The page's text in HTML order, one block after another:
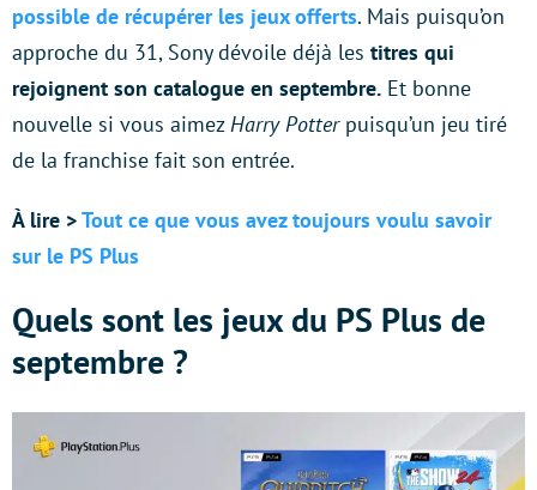
possible de récupérer les jeux offerts. Mais puisqu’on
approche du 31, Sony dévoile déjà les titres qui
rejoignent son catalogue en septembre. Et bonne
nouvelle si vous aimezHarry Potterpuisqu’un jeu tiré
de la franchise fait son entrée.
À lire >Tout ce que vous avez toujours voulu savoir
sur le PS Plus
Quels sont les jeux du PS Plus de
septembre ?